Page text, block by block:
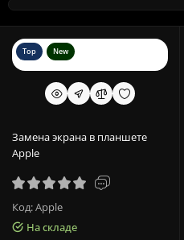
Top New
Замена экрана в планшете
Apple
Код: Apple
На складе